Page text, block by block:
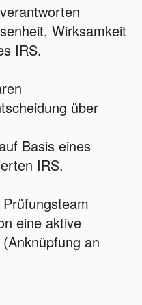
Wirksamkeit
IRS.
über
Basis eines
IRS.
eine aktive
an